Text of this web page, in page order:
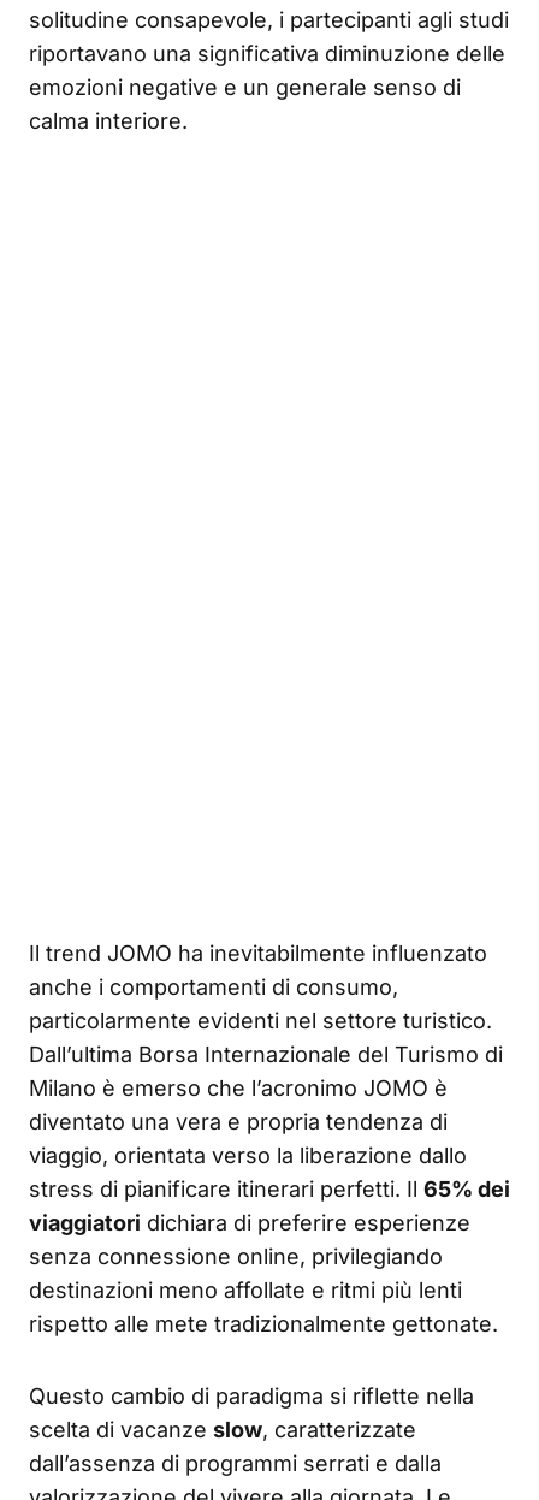
solitudine consapevole, i partecipanti agli studi
riportavano una significativa diminuzione delle
emozioni negative e un generale senso di
calma interiore.
Il trend JOMO ha inevitabilmente influenzato
anche i comportamenti di consumo,
particolarmente evidenti nel settore turistico.
Dall’ultima Borsa Internazionale del Turismo di
Milano è emerso che l’acronimo JOMO è
diventato una vera e propria tendenza di
viaggio, orientata verso la liberazione dallo
stress di pianificare itinerari perfetti. Il 65% dei
viaggiatori dichiara di preferire esperienze
senza connessione online, privilegiando
destinazioni meno affollate e ritmi più lenti
rispetto alle mete tradizionalmente gettonate.
Questo cambio di paradigma si riflette nella
scelta di vacanze slow, caratterizzate
dall’assenza di programmi serrati e dalla